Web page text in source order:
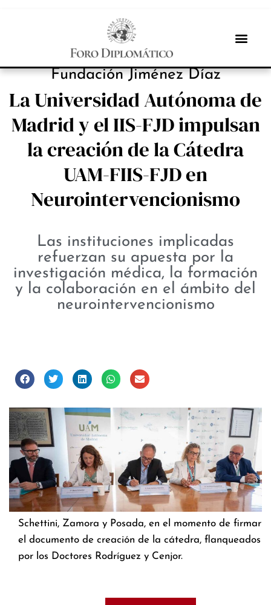
INBOX INTERNACIONAL
Fundación Jiménez Díaz
La Universidad Autónoma de
Madrid y el IIS-FJD impulsan
la creación de la Cátedra
UAM-FIIS-FJD en
Neurointervencionismo
Las instituciones implicadas
refuerzan su apuesta por la
investigación médica, la formación
y la colaboración en el ámbito del
neurointervencionismo
Schettini, Zamora y Posada, en el momento de firmar
el documento de creación de la cátedra, flanqueados
por los Doctores Rodríguez y Cenjor.